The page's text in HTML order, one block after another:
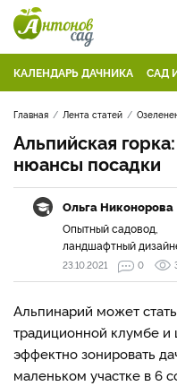
КАЛЕНДАРЬ ДАЧНИКА САД
Главная Лента статей
Альпийская
нюансы посадки
Ольга Никонорова
Опытный садовод,
ландшафтный
23.10.2021 0
Альпинарий может
традиционной клумбе и
эффектно зонировать
маленьком участке в 6